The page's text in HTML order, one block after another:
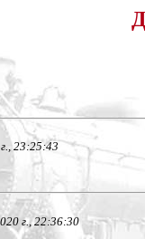
23:25:43
г., 22:36:30